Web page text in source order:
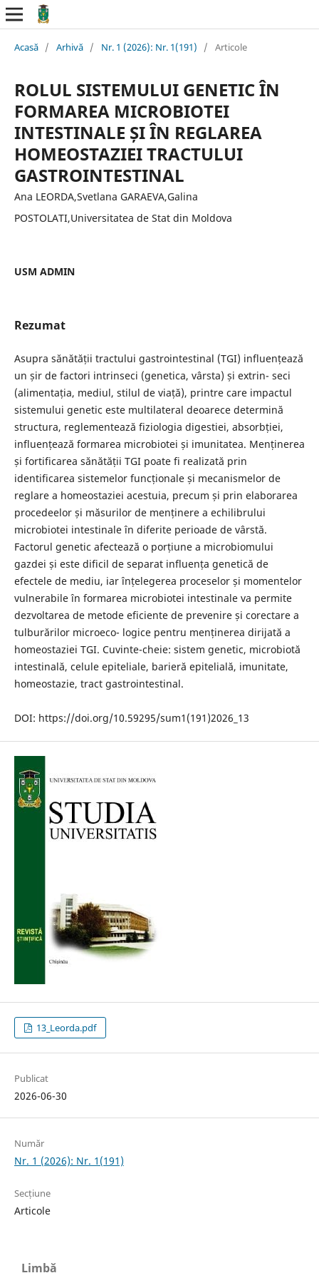
Acasă / Arhivă / Nr. 1 (2026): Nr. 1(191) / Articole
ROLUL SISTEMULUI GENETIC ÎN
FORMAREA MICROBIOTEI
INTESTINALE ȘI ÎN REGLAREA
HOMEOSTAZIEI TRACTULUI
GASTROINTESTINAL
Ana LEORDA,Svetlana GARAEVA,Galina
POSTOLATI,Universitatea de Stat din Moldova
USM ADMIN
Rezumat
Asupra sănătății tractului gastrointestinal (TGI) influențează
un șir de factori intrinseci (genetica, vârsta) și extrin- seci
(alimentația, mediul, stilul de viață), printre care impactul
sistemului genetic este multilateral deoarece determină
structura, reglementează fiziologia digestiei, absorbției,
influențează formarea microbiotei și imunitatea. Menținerea
și fortificarea sănătății TGI poate fi realizată prin
identificarea sistemelor funcționale și mecanismelor de
reglare a homeostaziei acestuia, precum și prin elaborarea
procedeelor și măsurilor de menținere a echilibrului
microbiotei intestinale în diferite perioade de vârstă.
Factorul genetic afectează o porțiune a microbiomului
gazdei și este dificil de separat influența genetică de
efectele de mediu, iar înțelegerea proceselor și momentelor
vulnerabile în formarea microbiotei intestinale va permite
dezvoltarea de metode eficiente de prevenire și corectare a
tulburărilor microeco- logice pentru menținerea dirijată a
homeostaziei TGI. Cuvinte-cheie: sistem genetic, microbiotă
intestinală, celule epiteliale, barieră epitelială, imunitate,
homeostazie, tract gastrointestinal.
DOI: https://doi.org/10.59295/sum1(191)2026_13
13_Leorda.pdf
Publicat
2026-06-30
Număr
Nr. 1 (2026): Nr. 1(191)
Secțiune
Articole
Limbă